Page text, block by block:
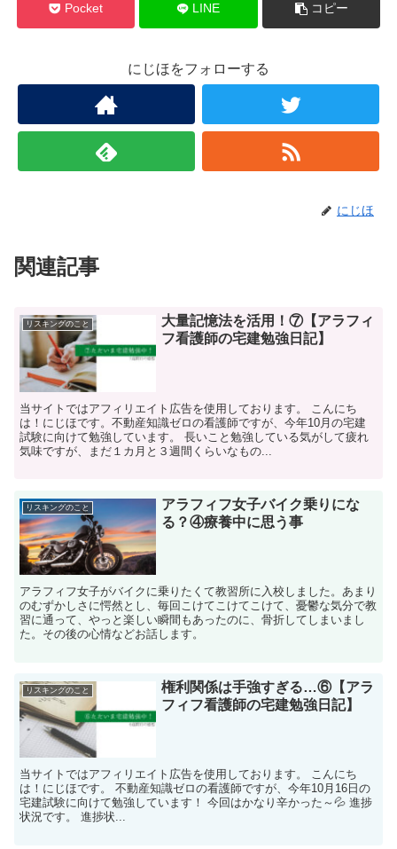
Pocket LINE コピー
にじほをフォローする
にじほ
関連記事
リスキングのこと
大量記憶法を活用！⑦【アラフィ
フ看護師の宅建勉強日記】
当サイトではアフィリエイト広告を使用しております。 こんにち
は！にじほです。不動産知識ゼロの看護師ですが、今年10月の宅建
試験に向けて勉強しています。 長いこと勉強している気がして疲れ
気味ですが、まだ１カ月と３週間くらいなもの...
リスキングのこと
アラフィフ女子バイク乗りにな
る？④療養中に思う事
アラフィフ女子がバイクに乗りたくて教習所に入校しました。あまり
のむずかしさに愕然とし、毎回こけてこけてこけて、憂鬱な気分で教
習に通って、やっと楽しい瞬間もあったのに、骨折してしまいまし
た。その後の心情などお話します。
リスキングのこと
権利関係は手強すぎる…⑥【アラ
フィフ看護師の宅建勉強日記】
当サイトではアフィリエイト広告を使用しております。 こんにち
は！にじほです。 不動産知識ゼロの看護師ですが、今年10月16日の
宅建試験に向けて勉強しています！ 今回はかなり辛かった～💦 進捗
状況です。 進捗状...